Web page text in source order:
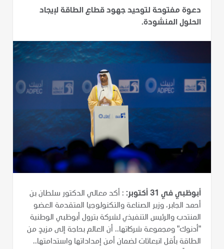
دعوة مفتوحة لتوحيد جهود قطاع الطاقة لإيجاد
الحلول المنشودة.
أبوظبي في 31 أكتوبر:
: أكد معالي الدكتور سلطان بن
أحمد الجابر، وزير الصناعة والتكنولوجيا المتقدمة العضو
المنتدب والرئيس التنفيذي لشركة بترول أبوظبي الوطنية
"أدنوك" ومجموعة شركاتها.. أن العالم بحاجة إلى مزيدٍ من
الطاقة بأقل انبعاثات لضمان أمن إمداداتها واستدامتها..